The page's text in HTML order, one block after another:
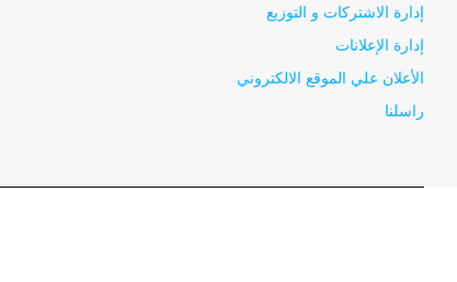
إدارة الاشتركات و التوزيع
إدارة الإعلانات
الأعلان علي الموقع الالكتروني
راسلنا